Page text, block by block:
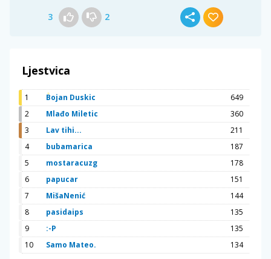
3 2
Ljestvica
1 Bojan Duskic
649
2
Mlađo Miletic
360
3
Lav tihi...
211
4
bubamarica
187
5
mostaracuzg
178
6
papucar
151
7
MišaNenić
144
8
pasidaips
135
9
:-P
135
10
Samo Mateo. 134